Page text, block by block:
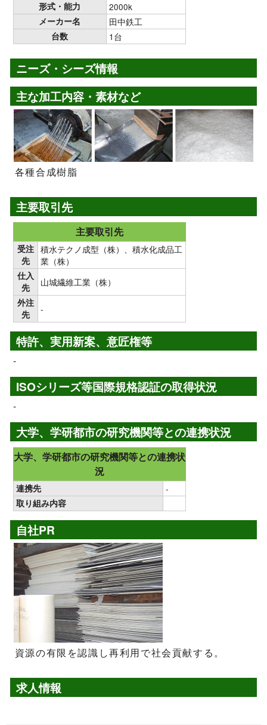
形式・能力 2000k
メーカー名 田中鉄工
台数 1台
ニーズ・シーズ情報
主な加工内容・素材など
各種合成樹脂
主要取引先
主要取引先
受注
先
積水テクノ成型（株）、積水化成品工
業（株）
仕入
先
山城繊維工業（株）
外注
先
-
特許、実用新案、意匠権等
-
ISOシリーズ等国際規格認証の取得状況
-
大学、学研都市の研究機関等との連携状況
大学、学研都市の研究機関等との連携状
況
連携先 -
取り組み内容
自社PR
資源の有限を認識し再利用で社会貢献する。
求人情報